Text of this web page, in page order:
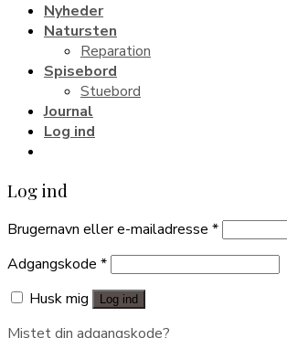
Nyheder
Natursten
Reparation
Spisebord
Stuebord
Journal
Log ind
Log ind
Brugernavn eller e-mailadresse *
Adgangskode *
Husk mig
Log ind
Mistet din adgangskode?